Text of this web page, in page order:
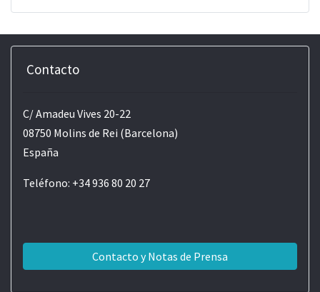
Contacto
C/ Amadeu Vives 20-22
08750 Molins de Rei (Barcelona)
España
Teléfono: +34 936 80 20 27
Contacto y Notas de Prensa